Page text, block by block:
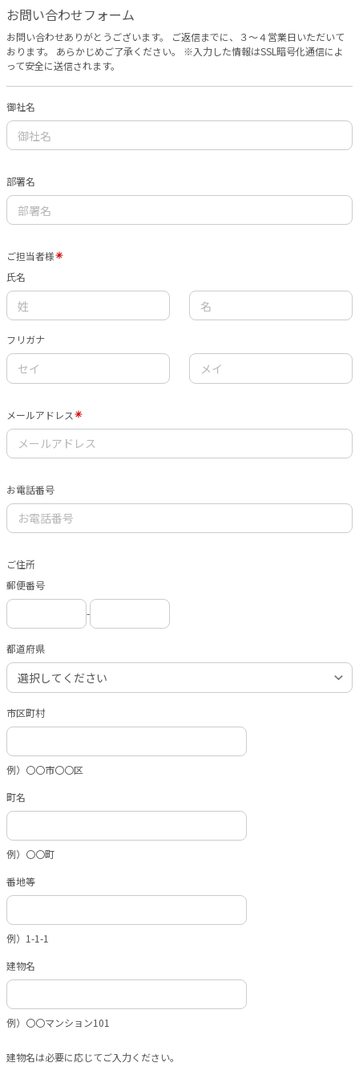
お問い合わせフォーム
お問い合わせありがとうございます。 ご返信までに、３〜４営業日いただいて
おります。 あらかじめご了承ください。 ※入力した情報はSSL暗号化通信によ
って安全に送信されます。
御社名
部署名
ご担当者様
氏名
フリガナ
メールアドレス
お電話番号
ご住所
郵便番号
-
都道府県
市区町村
例）〇〇市〇〇区
町名
例）〇〇町
番地等
例）1-1-1
建物名
例）〇〇マンション101
建物名は必要に応じてご入力ください。